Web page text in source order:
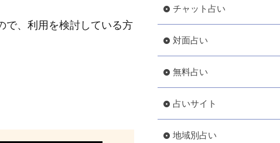
で、利用を検討している方
チャット占い
対面占い
無料占い
占いサイト
地域別占い